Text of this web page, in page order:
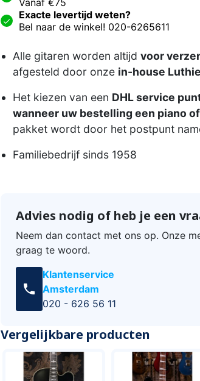
Exacte levertijd weten?
Bel naar de winkel! 020-6265611
Alle gitaren worden altijd voor
afgesteld door onze in-house
Het kiezen van een DHL service
wanneer uw bestelling een piano
pakket wordt door het postpunt
Familiebedrijf sinds 1958
Advies nodig of heb je een
Neem dan contact met ons op. Onze
graag te woord.
call
Klantenservice
Amsterdam
020 - 626 56 11
Vergelijkbare producten